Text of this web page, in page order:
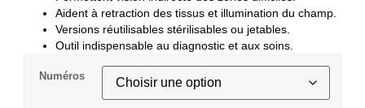
Aident à retraction des tissus et illumination du champ.
Versions réutilisables stérilisables ou jetables.
Outil indispensable au diagnostic et aux soins.
Numéros